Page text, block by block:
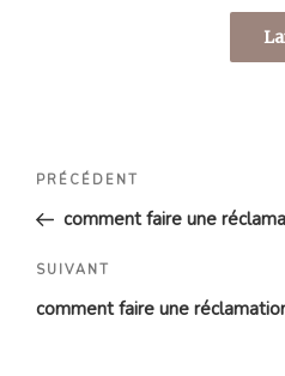
Navigation
l’article
Article
précédent
PRÉCÉDENT
comment faire une
Article
suivant
SUIVANT
comment faire une